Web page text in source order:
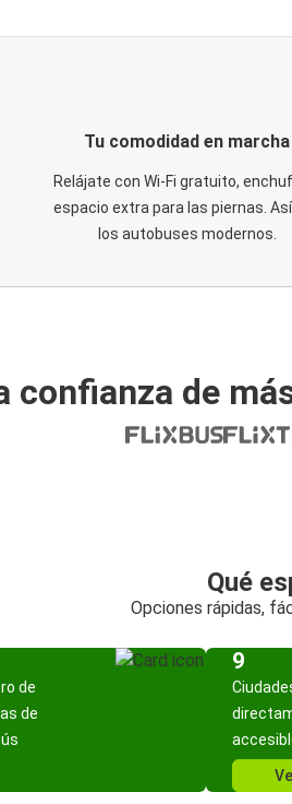
Tu comodidad en marcha
Relájate con Wi-Fi gratuito,
espacio extra para las piernas.
los autobuses modernos.
confianza de
Qué
Opciones rápidas,
de
de
9